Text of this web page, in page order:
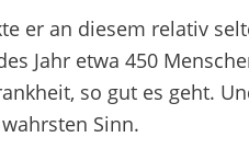
er an diesem relativ
Jahr etwa 450
so gut es geht.
Sinn.